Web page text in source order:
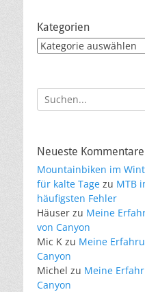
Kategorien
Kategorien
Suche
nach:
Neueste Kommentare
Mountainbiken im
für kalte Tage zu MTB
häufigsten Fehler
Häuser zu Meine
von Canyon
Mic K zu Meine
Canyon
Michel zu Meine
Canyon